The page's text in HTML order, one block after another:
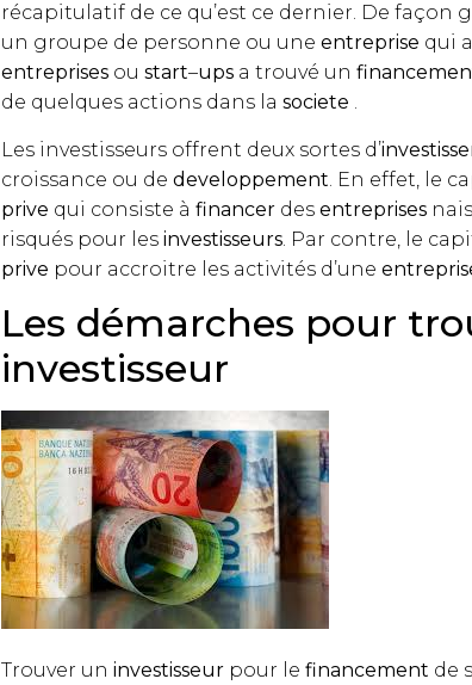
récapitulatif de ce qu’est ce dernier. De façon
un groupe de personne ou une entreprise qui
entreprises ou start–ups a trouvé un
de quelques actions dans la societe .
Les investisseurs offrent deux sortes d’
croissance ou de developpement . En effet, le
prive qui consiste à financer des entreprises
risqués pour les investisseurs . Par contre, le
prive pour accroitre les activités d’une
Les démarches pour
investisseur
Trouver un investisseur pour le financement de